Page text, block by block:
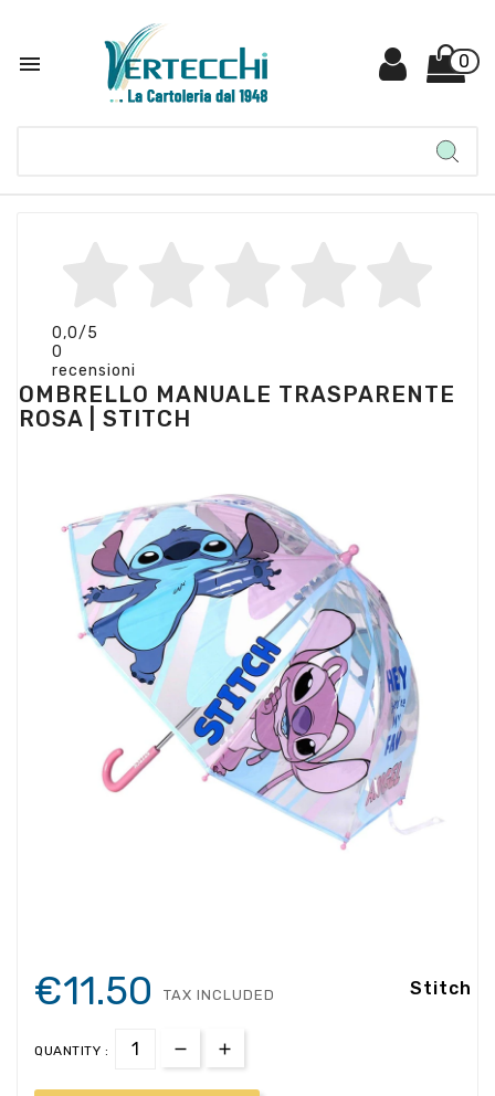
 0
0,0/5
0
recensioni
OMBRELLO MANUALE TRASPARENTE
ROSA | STITCH
Stitch
€11.50 TAX INCLUDED
QUANTITY :